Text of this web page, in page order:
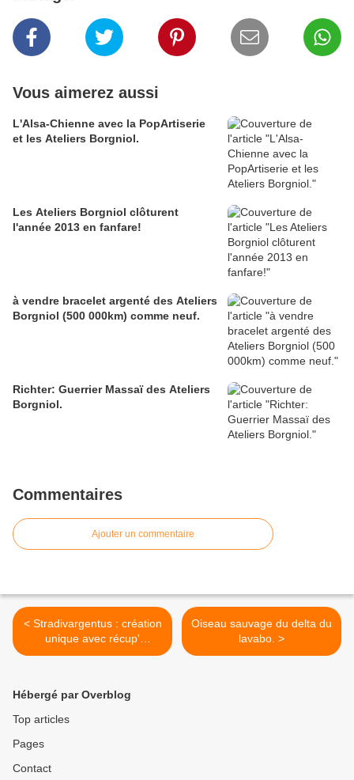
Vous aimerez aussi
L'Alsa-Chienne avec la PopArtiserie
et les Ateliers Borgniol.
Les Ateliers Borgniol clôturent
l'année 2013 en fanfare!
à vendre bracelet argenté des Ateliers
Borgniol (500 000km) comme neuf.
Richter: Guerrier Massaï des Ateliers
Borgniol.
Commentaires
Ajouter un commentaire
< Stradivargentus : création
unique avec récup'
ancienne argenterie
Oiseau sauvage du delta du
lavabo. >
Hébergé par Overblog
Top articles
Pages
Contact